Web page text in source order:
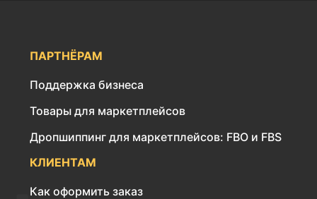
ПАРТНЁРАМ
Поддержка бизнеса
Товары для маркетплейсов
Дропшиппинг для маркетплейсов: FBO и FBS
КЛИЕНТАМ
Как оформить заказ